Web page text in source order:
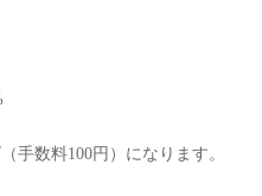
手数料100円）になります。